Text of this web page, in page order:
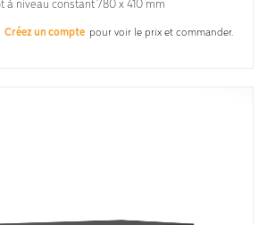
à niveau constant 780 x 410 mm
Créez un compte pour voir le prix et commander.